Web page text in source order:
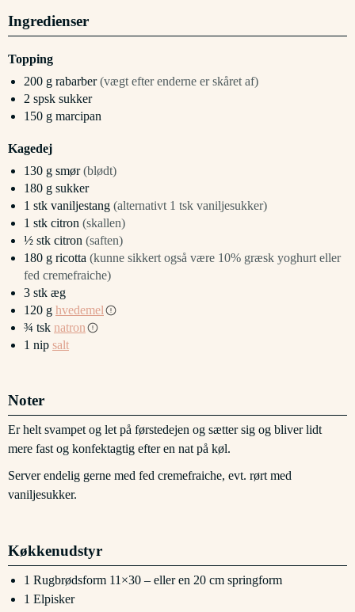
Ingredienser
Topping
200 g rabarber (vægt efter enderne er skåret af)
2 spsk sukker
150 g marcipan
Kagedej
130 g smør (blødt)
180 g sukker
1 stk vaniljestang (alternativt 1 tsk vaniljesukker)
1 stk citron (skallen)
½ stk citron (saften)
180 g ricotta (kunne sikkert også være 10% græsk yoghurt eller
fed cremefraiche)
3 stk æg
120 g hvedemel
¾ tsk natron
1 nip salt
Noter
Er helt svampet og let på førstedejen og sætter sig og bliver lidt
mere fast og konfektagtig efter en nat på køl.
Server endelig gerne med fed cremefraiche, evt. rørt med
vaniljesukker.
Køkkenudstyr
1 Rugbrødsform 11×30 – eller en 20 cm springform
1 Elpisker